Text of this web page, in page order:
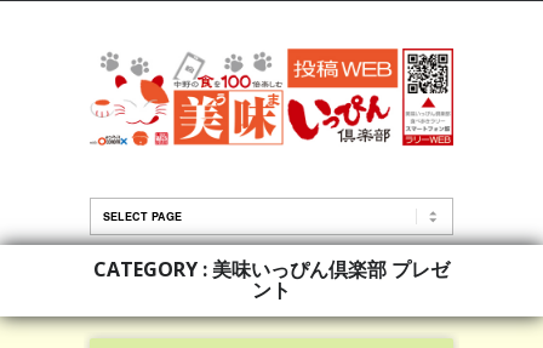
CATEGORY : 美味いっぴん倶楽部 プレゼ
ント